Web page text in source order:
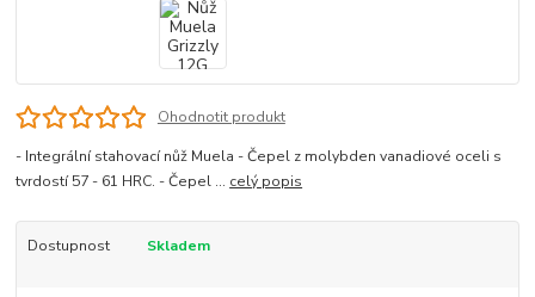
Ohodnotit produkt
- Integrální stahovací nůž Muela - Čepel z molybden vanadiové oceli s
tvrdostí 57 - 61 HRC. - Čepel ... celý popis
Dostupnost Skladem